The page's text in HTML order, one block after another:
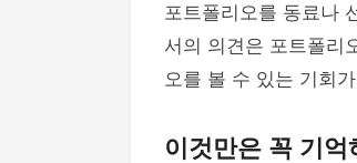
포트폴리오를 동료나
서의 의견은 포트폴리
오를 볼 수 있는 기회
이것만은 꼭 기억